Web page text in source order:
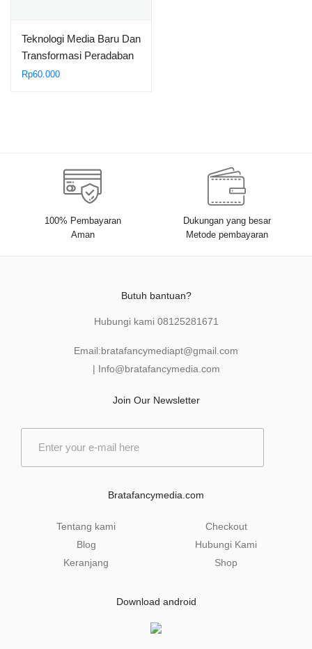
Teknologi Media Baru Dan
Transformasi Peradaban
Masyarakat Modern
Rp60.000
100% Pembayaran
Aman
Dukungan yang besar
Metode pembayaran
Butuh bantuan?
Hubungi kami 08125281671
Email:bratafancymediapt@gmail.com
| Info@bratafancymedia .com
Join Our Newsletter
Bratafancymedia.com
Tentang kami
Blog
Keranjang
Checkout
Hubungi Kami
Shop
Download android